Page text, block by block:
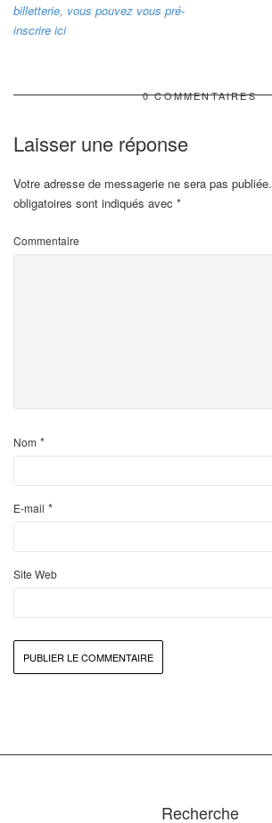
billetterie, vous pouvez vous pré-
inscrire ici
0 COMMENTAIRES
Laisser une réponse
Votre adresse de messagerie ne sera pas publiée.
obligatoires sont indiqués avec *
Commentaire
Nom *
E-mail *
Site Web
Recherche